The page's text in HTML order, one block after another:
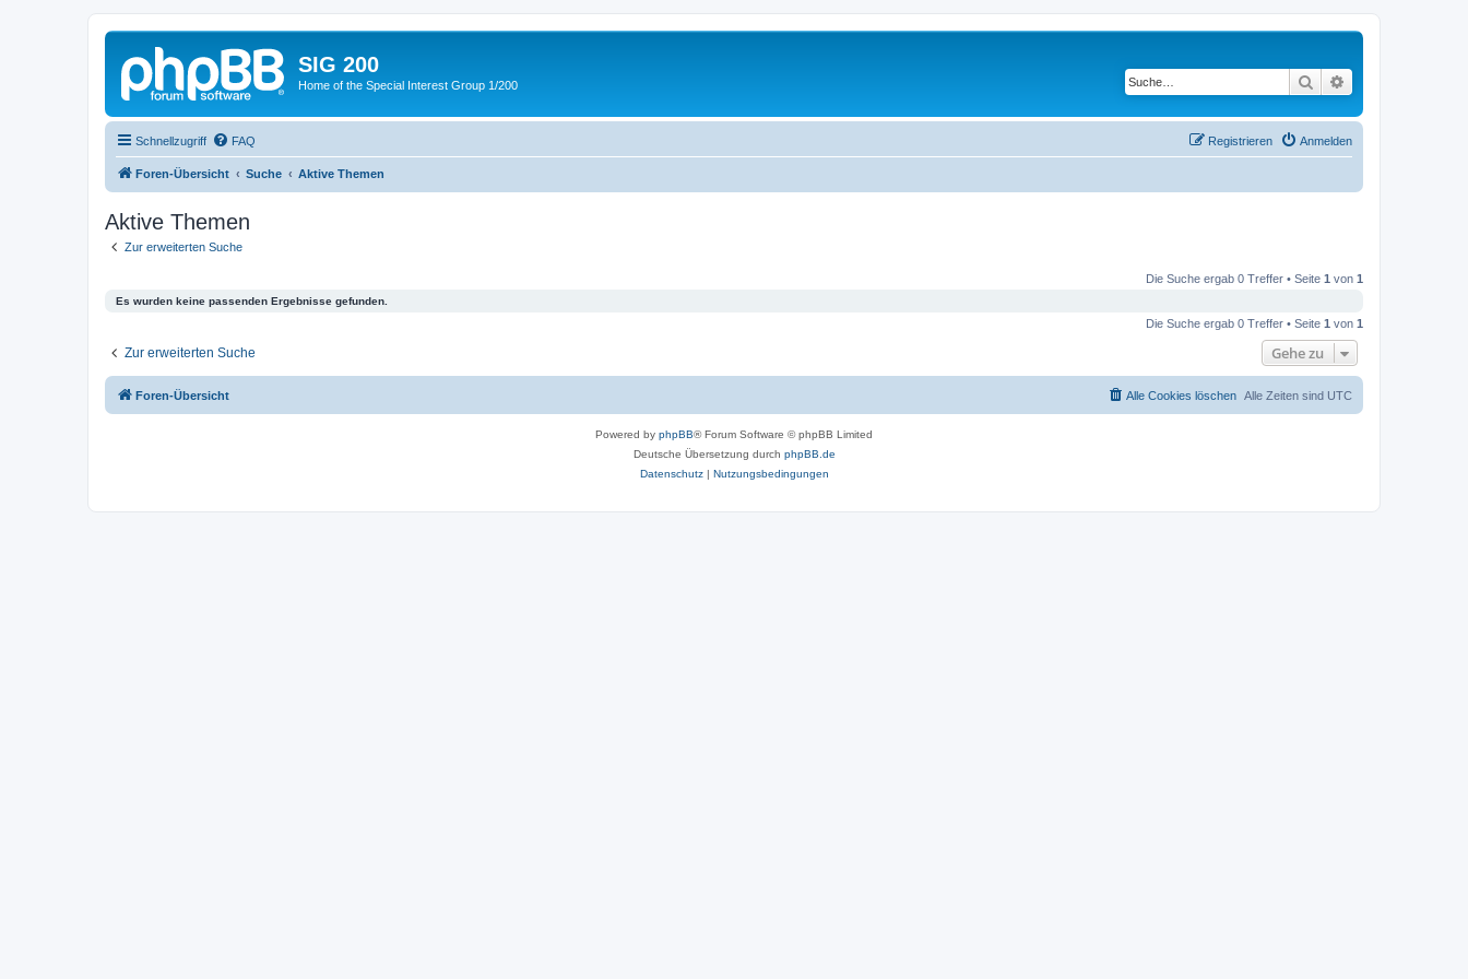
SIG 200
Home of the Special Interest Group 1/200 Suche
Schnellzugriff FAQ Anmelden
Registrieren
Foren-Übersicht Suche Aktive Themen
Aktive Themen
Zur erweiterten Suche
Die Suche ergab 0 Treffer • Seite 1 von 1
Es wurden keine passenden Ergebnisse gefunden.
Die Suche ergab 0 Treffer • Seite 1 von 1
Zur erweiterten Suche Gehe zu
Foren-Übersicht Alle Zeiten sind UTC
Alle Cookies löschen
Powered by phpBB® Forum Software © phpBB Limited
Deutsche Übersetzung durch phpBB.de
Datenschutz| Nutzungsbedingungen